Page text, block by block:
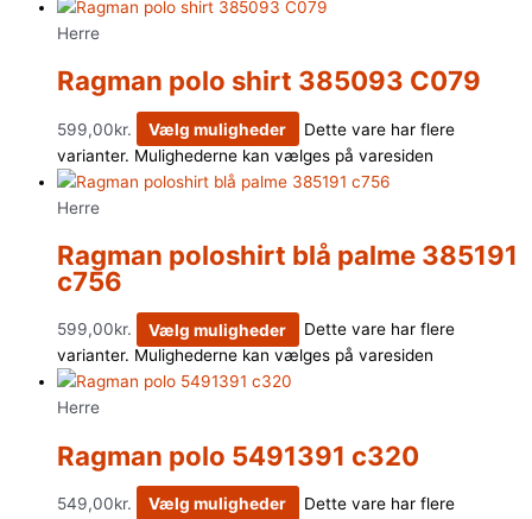
Herre
Ragman polo shirt 385093 C079
599,00kr. Vælg muligheder
Dette vare har flere
varianter. Mulighederne kan vælges på varesiden
Herre
Ragman poloshirt blå palme 385191
c756
599,00kr. Vælg muligheder
Dette vare har flere
varianter. Mulighederne kan vælges på varesiden
Herre
Ragman polo 5491391 c320
549,00kr. Vælg muligheder
Dette vare har flere